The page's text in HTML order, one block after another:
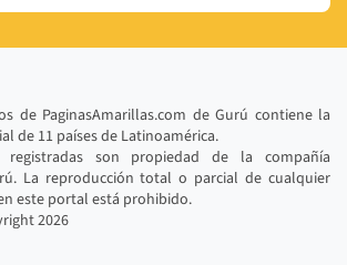
de PaginasAmarillas.com de Gurú contiene la
de 11 países de Latinoamérica.
registradas son propiedad de la compañía
La reproducción total o parcial de cualquier
este portal está prohibido.
2026